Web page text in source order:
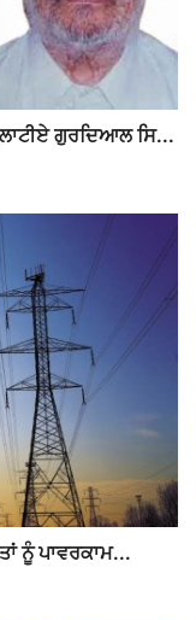
ਗੁਰਦਿਆਲ ਸਿ...
ਨੂੰ ਪਾਵਰਕਾਮ...